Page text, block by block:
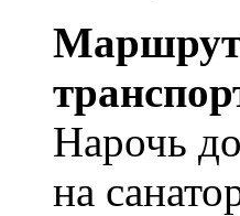
Маршрут
Нарочь
на